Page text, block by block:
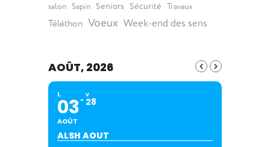
salon Sapin Seniors Sécurité Travaux
Téléthon Voeux Week-end des sens
AOÛT, 2026
L
03
AOÛT
V
28
ALSH AOUT